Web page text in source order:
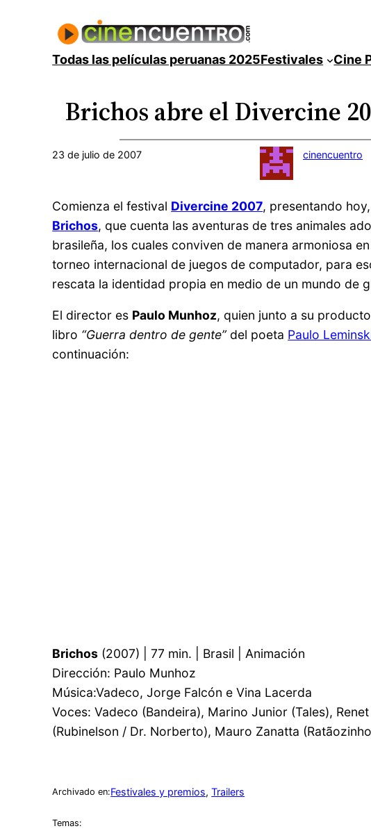
contenidoTodas las películas peruanas 2025Festivales Cine
Brichos abre el Divercine
23 de julio de 2007 cinencuentro
Comienza el festival Divercine 2007, presentando
Brichos, que cuenta las aventuras de tres animales
brasileña, los cuales conviven de manera armoniosa
torneo internacional de juegos de computador, para
rescata la identidad propia en medio de un mundo de
El director es Paulo Munhoz, quien junto a su
libro “Guerra dentro de gente” del poeta Paulo
continuación:
Brichos (2007) | 77 min. | Brasil | Animación
Dirección: Paulo Munhoz
Música:Vadeco, Jorge Falcón e Vina Lacerda
Voces: Vadeco (Bandeira), Marino Junior (Tales),
(Rubinelson / Dr. Norberto), Mauro Zanatta
Archivado en:Festivales y premios, Trailers
Temas: